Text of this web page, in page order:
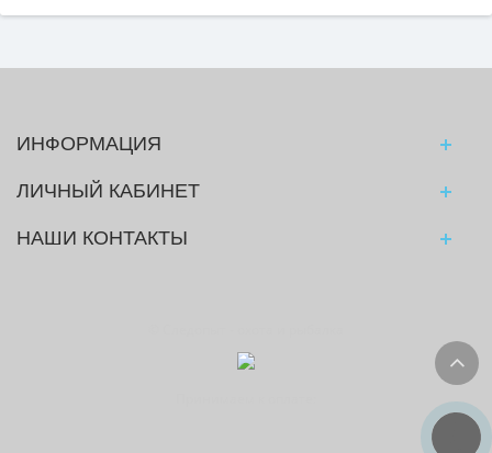
ИНФОРМАЦИЯ
ЛИЧНЫЙ КАБИНЕТ
НАШИ КОНТАКТЫ